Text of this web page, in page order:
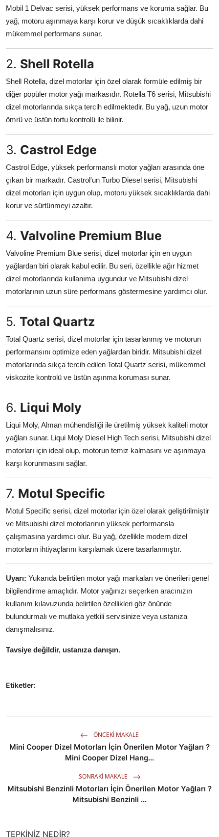
Mobil 1 Delvac serisi, yüksek performans ve koruma sağlar. Bu
yağ, motoru aşınmaya karşı korur ve düşük sıcaklıklarda dahi
mükemmel performans sunar.
2. Shell Rotella
Shell Rotella, dizel motorlar için özel olarak formüle edilmiş bir
diğer popüler motor yağı markasıdır. Rotella T6 serisi, Mitsubishi
dizel motorlarında sıkça tercih edilmektedir. Bu yağ, uzun motor
ömrü ve üstün tortu kontrolü ile bilinir.
3. Castrol Edge
Castrol Edge, yüksek performanslı motor yağları arasında öne
çıkan bir markadır. Castrol'un Turbo Diesel serisi, Mitsubishi
dizel motorları için uygun olup, motoru yüksek sıcaklıklarda dahi
korur ve sürtünmeyi azaltır.
4. Valvoline Premium Blue
Valvoline Premium Blue serisi, dizel motorlar için en uygun
yağlardan biri olarak kabul edilir. Bu seri, özellikle ağır hizmet
dizel motorlarında kullanıma uygundur ve Mitsubishi dizel
motorlarının uzun süre performans göstermesine yardımcı olur.
5. Total Quartz
Total Quartz serisi, dizel motorlar için tasarlanmış ve motorun
performansını optimize eden yağlardan biridir. Mitsubishi dizel
motorlarında sıkça tercih edilen Total Quartz serisi, mükemmel
viskozite kontrolü ve üstün aşınma koruması sunar.
6. Liqui Moly
Liqui Moly, Alman mühendisliği ile üretilmiş yüksek kaliteli motor
yağları sunar. Liqui Moly Diesel High Tech serisi, Mitsubishi dizel
motorları için ideal olup, motorun temiz kalmasını ve aşınmaya
karşı korunmasını sağlar.
7. Motul Specific
Motul Specific serisi, dizel motorlar için özel olarak geliştirilmiştir
ve Mitsubishi dizel motorlarının yüksek performansla
çalışmasına yardımcı olur. Bu yağ, özellikle modern dizel
motorların ihtiyaçlarını karşılamak üzere tasarlanmıştır.
Uyarı: Yukarıda belirtilen motor yağı markaları ve önerileri genel
bilgilendirme amaçlıdır. Motor yağınızı seçerken aracınızın
kullanım kılavuzunda belirtilen özellikleri göz önünde
bulundurmalı ve mutlaka yetkili servisinize veya ustanıza
danışmalısınız.
Tavsiye değildir, ustanıza danışın.
Etiketler:
ÖNCEKI MAKALE
Mini Cooper Dizel Motorları İçin Önerilen Motor Yağları ?
Mini Cooper Dizel Hang...
SONRAKI MAKALE
Mitsubishi Benzinli Motorları İçin Önerilen Motor Yağları ?
Mitsubishi Benzinli ...
TEPKINIZ NEDIR?